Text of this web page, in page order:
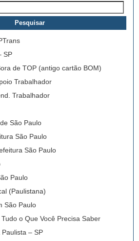
SP
de TOP (antigo cartão BOM)
Trabalhador
Trabalhador
São Paulo
São Paulo
São Paulo
Paulo
(Paulistana)
São Paulo
o Que Você Precisa Saber
– SP